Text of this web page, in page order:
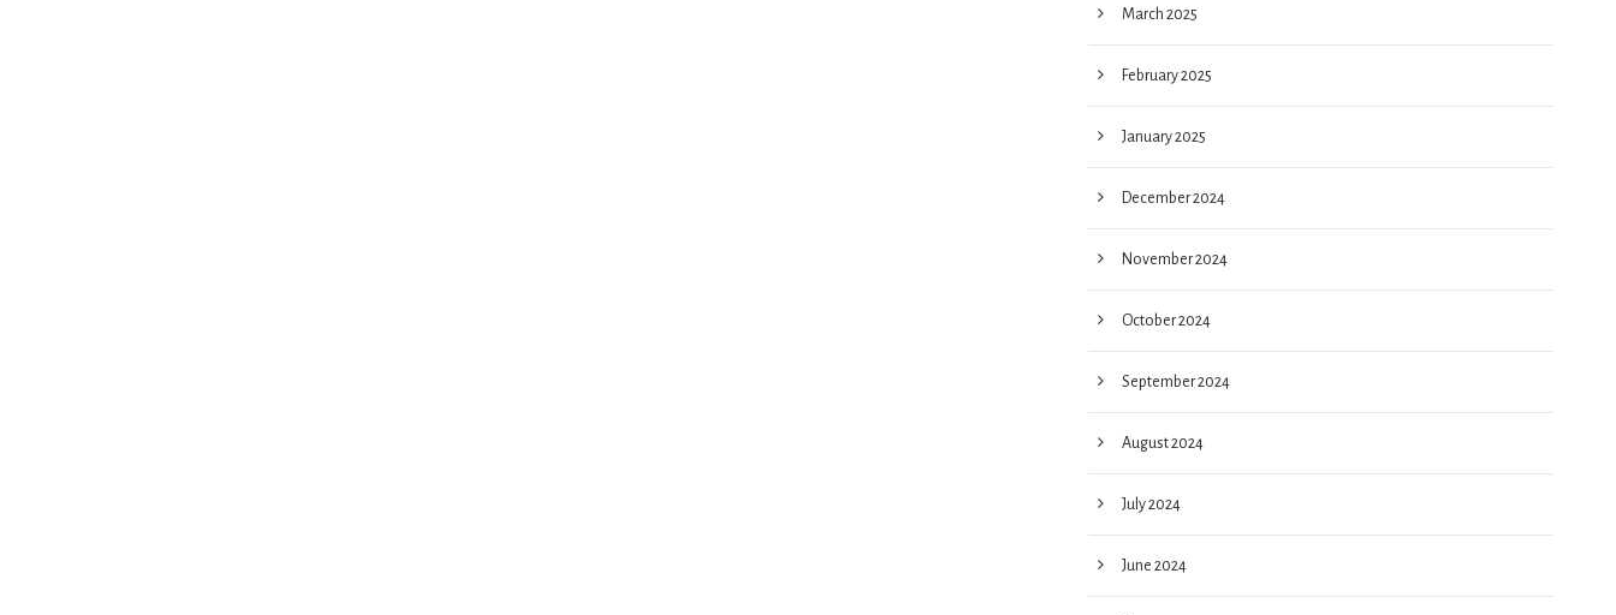
March 2025
February 2025
January 2025
December 2024
November 2024
October 2024
September 2024
August 2024
July 2024
June 2024